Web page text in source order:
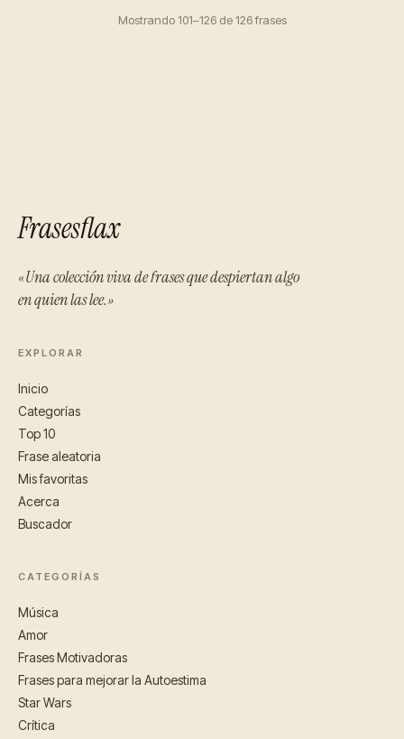
Mostrando 101–126 de 126 frases
Frasesflax
«Una colección viva de frases que despiertan algo
en quien las lee.»
EXPLORAR
Inicio
Categorías
Top 10
Frase aleatoria
Mis favoritas
Acerca
Buscador
CATEGORÍAS
Música
Amor
Frases Motivadoras
Frases para mejorar la Autoestima
Star Wars
Crítica